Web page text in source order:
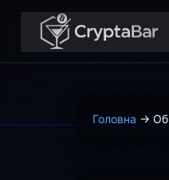
Головна →